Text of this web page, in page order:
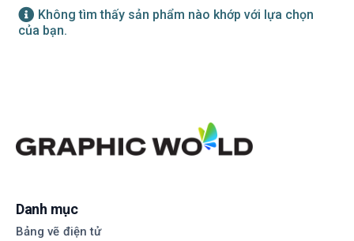
Không tìm thấy sản phẩm nào khớp với lựa chọn
của bạn.
Danh mục
Bảng vẽ điện tử